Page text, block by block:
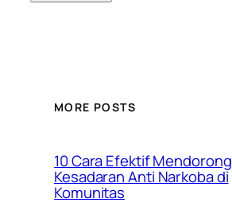
MORE POSTS
10 Cara Efektif Mendorong
Kesadaran Anti Narkoba di
Komunitas